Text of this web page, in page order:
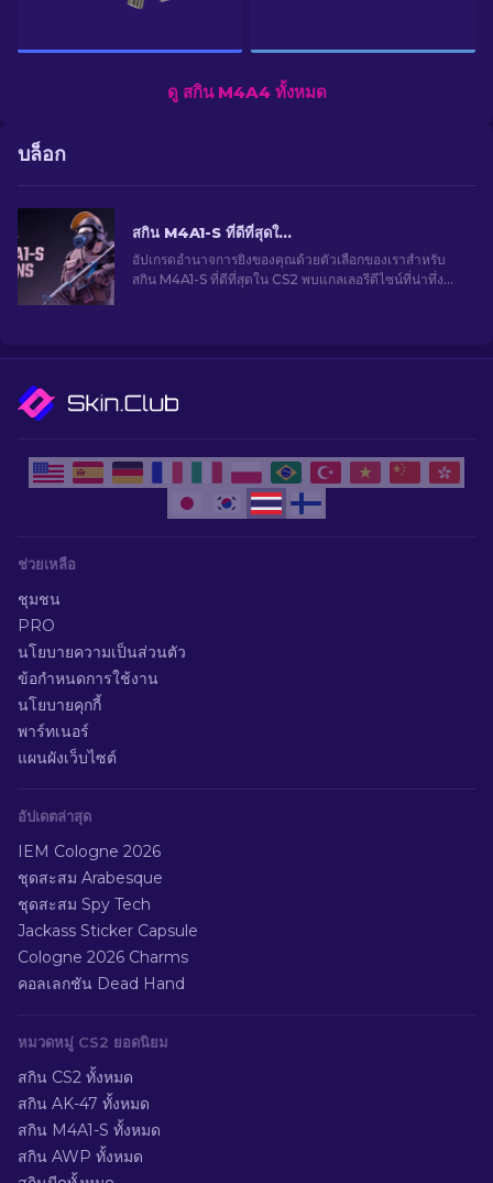
ดู สกิน M4A4 ทั้งหมด
บล็อก
สกิน M4A1-S ที่ดีที่สุดใน CS2 [2026]
อัปเกรดอำนาจการยิงของคุณด้วยตัวเลือกของเราสำหรับ
สกิน M4A1-S ที่ดีที่สุดใน CS2 พบแกลเลอรีดีไซน์ที่น่าทึ่ง
ช่วยเหลือ
ชุมชน
PRO
นโยบายความเป็นส่วนตัว
ข้อกำหนดการใช้งาน
นโยบายคุกกี้
พาร์ทเนอร์
แผนผังเว็บไซต์
อัปเดตล่าสุด
IEM Cologne 2026
ชุดสะสม Arabesque
ชุดสะสม Spy Tech
Jackass Sticker Capsule
Cologne 2026 Charms
คอลเลกชัน Dead Hand
หมวดหมู่ CS2 ยอดนิยม
สกิน CS2 ทั้งหมด
สกิน AK-47 ทั้งหมด
สกิน M4A1-S ทั้งหมด
สกิน AWP ทั้งหมด